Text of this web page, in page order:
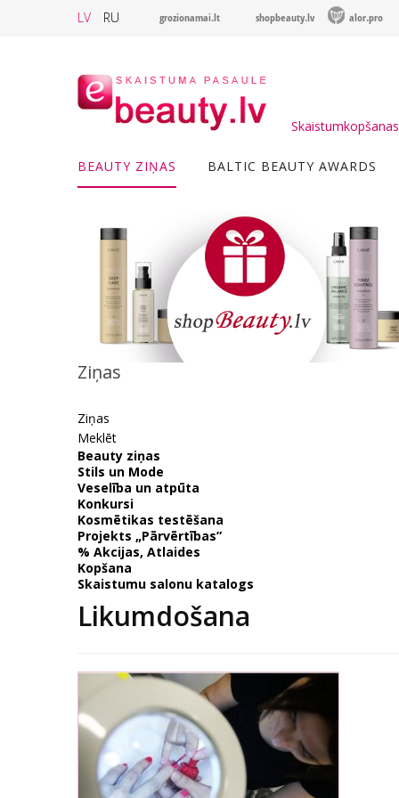
LV RU grozionamai.lt shopbeauty.lv alor.pro
BEAUTY ZIŅAS BALTIC BEAUTY AWARDS
Ziņas
Ziņas
Meklēt
Beauty ziņas
Stils un Mode
Veselība un atpūta
Konkursi
Kosmētikas testēšana
Projekts „Pārvērtības”
% Akcijas, Atlaides
Kopšana
Skaistumu salonu katalogs
Likumdošana